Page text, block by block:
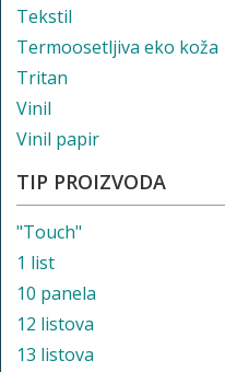
Tekstil
Termoosetljiva eko koža
Tritan
Vinil
Vinil papir
TIP PROIZVODA
"Touch"
1 list
10 panela
12 listova
13 listova